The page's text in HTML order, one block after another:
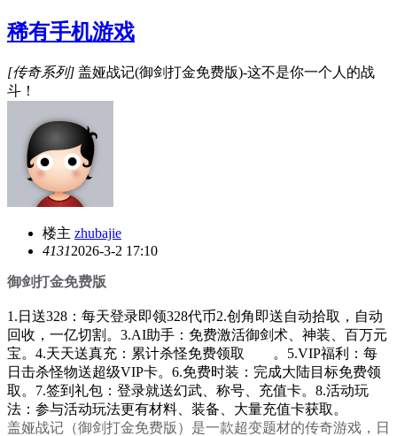
稀有手机游戏
[传奇系列] 盖娅战记(御剑打金免费版)-这不是你一个人的战
斗！
楼主 zhubajie
41312026-3-2 17:10
御剑打金免费版
1.日送328：每天登录即领328代币2.创角即送自动拾取，自动
回收，一亿切割。3.AI助手：免费激活御剑术、神装、百万元
宝。4.天天送真充：累计杀怪免费领取 。5.VIP福利：每
日击杀怪物送超级VIP卡。6.免费时装：完成大陆目标免费领
取。7.签到礼包：登录就送幻武、称号、充值卡。8.活动玩
法：参与活动玩法更有材料、装备、大量充值卡获取。
盖娅战记（御剑打金免费版）是一款超变题材的传奇游戏，日